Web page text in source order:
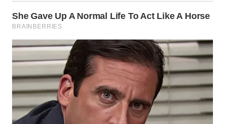
WN
DANAU
TOBA
WN
NIAS
LANGKAT